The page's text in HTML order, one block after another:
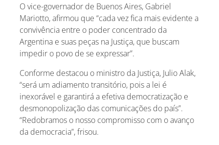
O vice-governador de Buenos Aires, Gabriel
Mariotto, afirmou que “cada vez fica mais evidente a
convivência entre o poder concentrado da
Argentina e suas peças na Justiça, que buscam
impedir o povo de se expressar”.
Conforme destacou o ministro da Justiça, Julio Alak,
“será um adiamento transitório, pois a lei é
inexorável e garantirá a efetiva democratização e
desmonopolização das comunicações do país”.
“Redobramos o nosso compromisso com o avanço
da democracia”, frisou.